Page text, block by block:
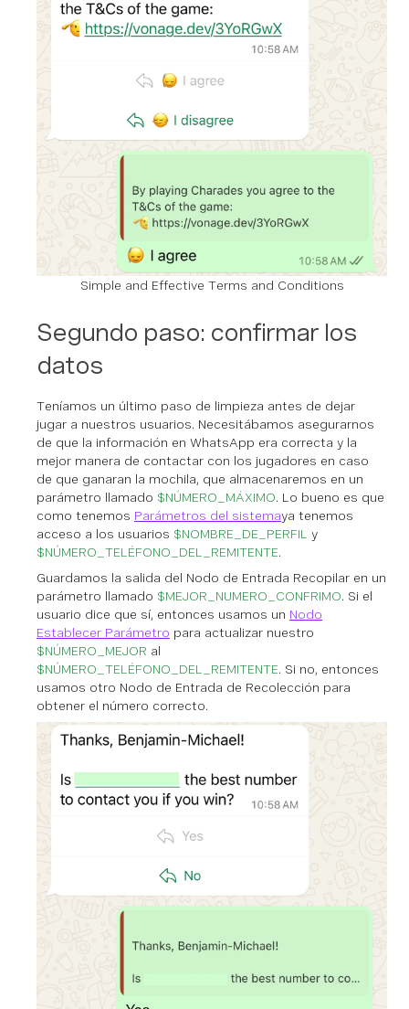
Simple and Effective Terms and Conditions
Segundo paso: confirmar los
datos
Teníamos un último paso de limpieza antes de dejar
jugar a nuestros usuarios. Necesitábamos asegurarnos
de que la información en WhatsApp era correcta y la
mejor manera de contactar con los jugadores en caso
de que ganaran la mochila, que almacenaremos en un
parámetro llamado $NÚMERO_MÁXIMO. Lo bueno es que
como tenemos Parámetros del sistemaya tenemos
acceso a los usuarios $NOMBRE_DE_PERFIL y
$NÚMERO_TELÉFONO_DEL_REMITENTE.
Guardamos la salida del Nodo de Entrada Recopilar en un
parámetro llamado $MEJOR_NUMERO_CONFRIMO. Si el
usuario dice que sí, entonces usamos un Nodo
Establecer Parámetro para actualizar nuestro
$NÚMERO_MEJOR al
$NÚMERO_TELÉFONO_DEL_REMITENTE. Si no, entonces
usamos otro Nodo de Entrada de Recolección para
obtener el número correcto.